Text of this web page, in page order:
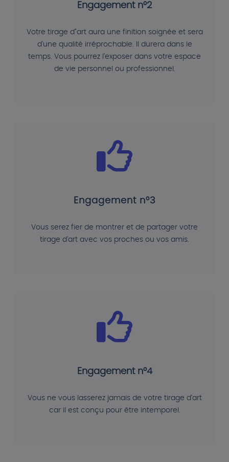
Engagement n°2
Votre tirage d"art aura une finition soignée et sera
d'une qualité irréprochable. Il durera dans le
temps. Vous pourrez l'exposer dans votre espace
de vie personnel ou professionnel.
Engagement n°3
Vous serez fier de montrer et de partager votre
tirage d'art avec vos proches ou vos amis.
Engagement n°4
Vous ne vous lasserez jamais de votre tirage d'art
car il est conçu pour être intemporel.